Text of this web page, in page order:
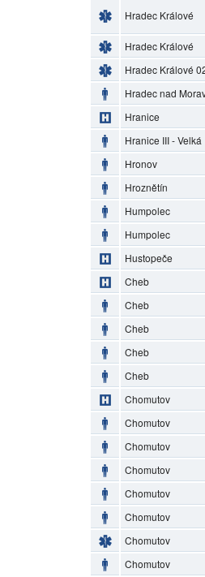
Hradec Králové
Hradec Králové
Hradec Králové
Hradec nad
Hranice
Hranice III - Velká
Hronov
Hroznětín
Humpolec
Humpolec
Hustopeče
Cheb
Cheb
Cheb
Cheb
Cheb
Chomutov
Chomutov
Chomutov
Chomutov
Chomutov
Chomutov
Chomutov
Chomutov